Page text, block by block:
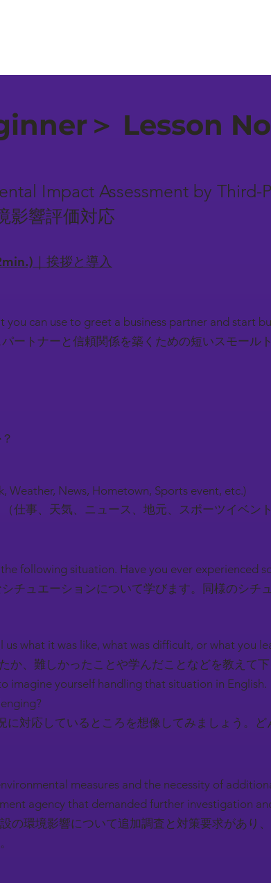
＞ Lesson
Impact Assessment by Third-
影響評価対応
｜挨拶と導入
you can use to greet a business partner and start
ートナーと信頼関係を築くための短いスモール
Weather, News, Hometown, Sports event, etc.)
仕事、天気、ニュース、地元、スポーツイベント
the following situation. Have you ever experienced
チュエーションについて学びます。同様のシチ
us what it was like, what was difficult, or what you
か、難しかったことや学んだことなどを教えて下
imagine yourself handling that situation in English.
に対応しているところを想像してみましょう。ど
measures and the necessity of
agency that demanded further investigation
の環境影響について追加調査と対策要求があり